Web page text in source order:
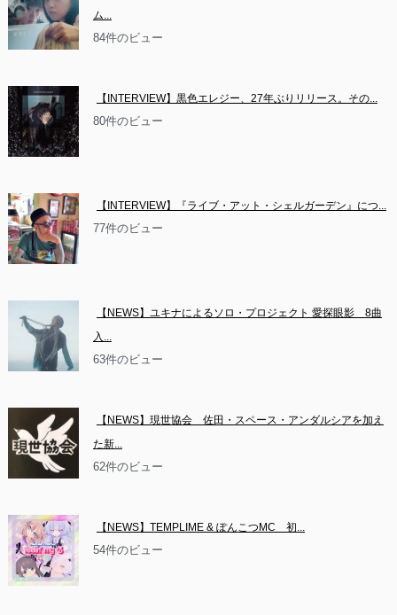
ム...
84件のビュー
【INTERVIEW】黒色エレジー、27年ぶりリリース。その...
80件のビュー
【INTERVIEW】『ライブ・アット・シェルガーデン』につ...
77件のビュー
【NEWS】ユキナによるソロ・プロジェクト 愛探眼影　8曲
入...
63件のビュー
【NEWS】現世協会　佐田・スペース・アンダルシアを加え
た新...
62件のビュー
【NEWS】TEMPLIME & ぽんこつMC　初...
54件のビュー